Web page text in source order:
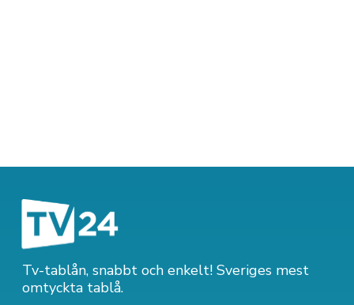
Tv-tablån, snabbt och enkelt! Sveriges mest
omtyckta tablå.